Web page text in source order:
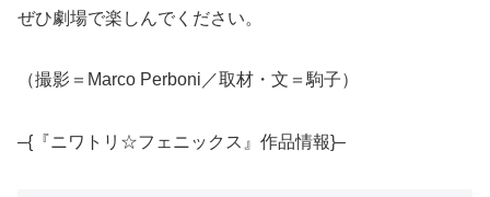
ぜひ劇場で楽しんでください。
（撮影＝Marco Perboni／取材・文＝駒子）
–{『ニワトリ☆フェニックス』作品情報}–